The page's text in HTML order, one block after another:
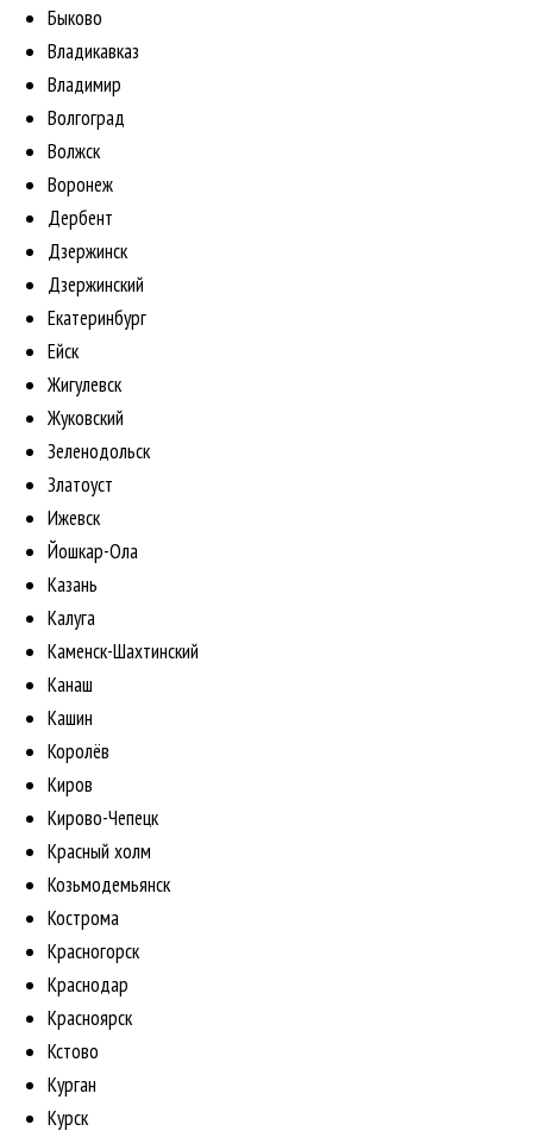
Быково
Владикавказ
Владимир
Волгоград
Волжск
Воронеж
Дербент
Дзержинск
Дзержинский
Екатеринбург
Ейск
Жигулевск
Жуковский
Зеленодольск
Златоуст
Ижевск
Йошкар-Ола
Казань
Калуга
Каменск-Шахтинский
Канаш
Кашин
Королёв
Киров
Кирово-Чепецк
Красный холм
Козьмодемьянск
Кострома
Красногорск
Краснодар
Красноярск
Кстово
Курган
Курск